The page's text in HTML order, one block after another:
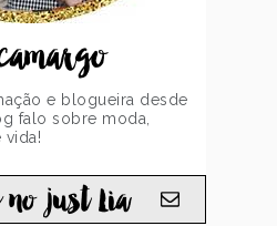
e blogueira desde
falo sobre moda,
just Lia